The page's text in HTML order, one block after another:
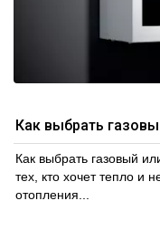
Как выбрать
Как выбрать газовый
тех, кто хочет тепло и
отопления...